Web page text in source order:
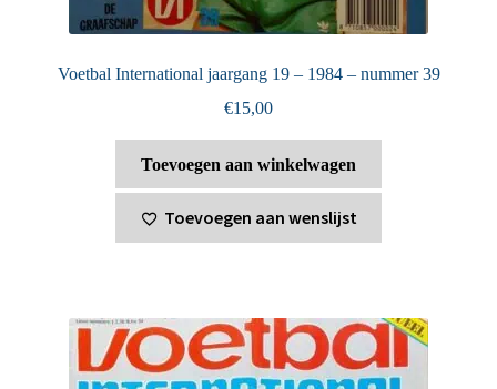
Voetbal International jaargang 19 – 1984 – nummer 39
€15,00
Toevoegen aan winkelwagen
Toevoegen aan wenslijst